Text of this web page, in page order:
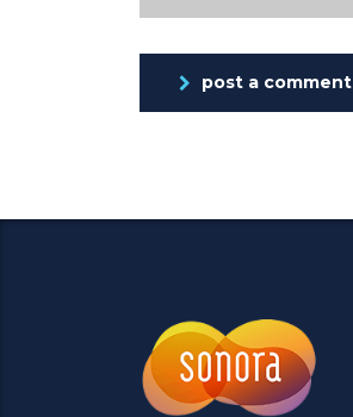
post a comment